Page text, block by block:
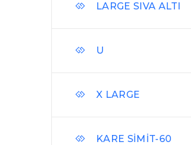
LARGE SIVA ALTI
U
X LARGE
KARE SİMİT-60